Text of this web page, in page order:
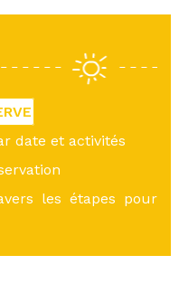
date et activités
les étapes pour